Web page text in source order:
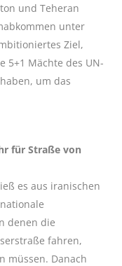
und Teheran
unter
Ziel,
5+1 Mächte des UN-
um das
für Straße von
es aus iranischen
denen die
fahren,
müssen. Danach